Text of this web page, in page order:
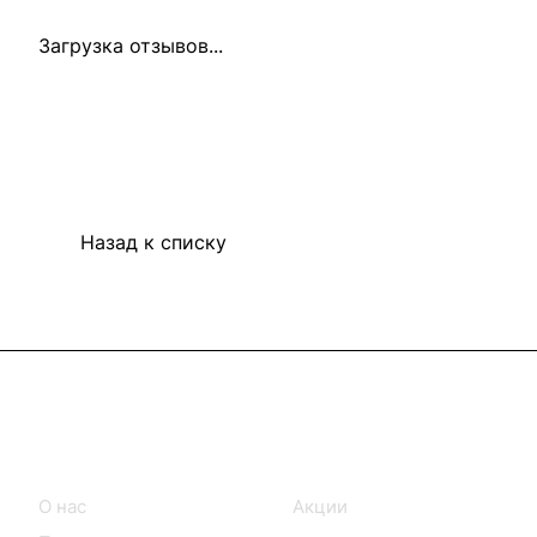
Загрузка отзывов...
Назад к списку
О нас
Акции